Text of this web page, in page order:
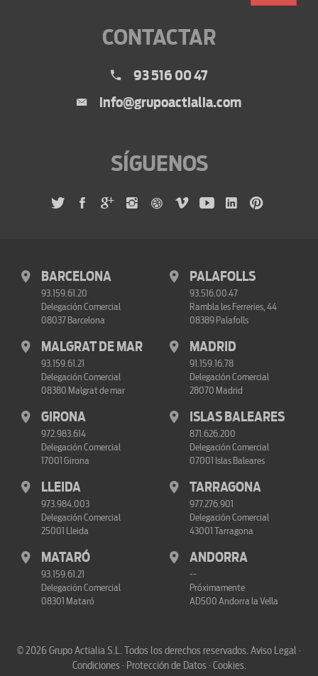
CONTACTAR
93 516 00 47
info@grupoactialia.com
SÍGUENOS
BARCELONA
93.159.61.20
Delegación Comercial
08037 Barcelona
PALAFOLLS
93.516.00.47
Rambla les Ferreries, 44
08389 Palafolls
MALGRAT DE MAR
93.159.61.21
Delegación Comercial
08380 Malgrat de mar
MADRID
91.159.16.78
Delegación Comercial
28070 Madrid
GIRONA
972.983.614
Delegación Comercial
17001 Girona
ISLAS BALEARES
871.626.200
Delegación Comercial
07001 Islas Baleares
LLEIDA
973.984.003
Delegación Comercial
25001 Lleida
TARRAGONA
977.276.901
Delegación Comercial
43001 Tarragona
MATARÓ
93.159.61.21
Delegación Comercial
08301 Mataró
ANDORRA
--
Próximamente
AD500 Andorra la Vella
© 2026 Grupo Actialia S.L. Todos los derechos reservados. Aviso Legal ·
Condiciones · Protección de Datos · Cookies.